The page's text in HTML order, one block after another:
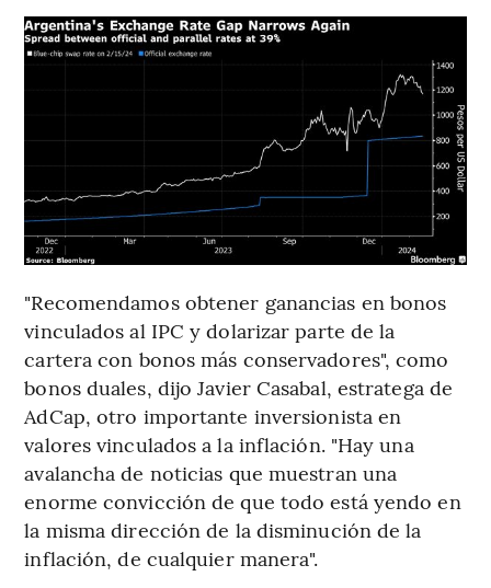
"Recomendamos obtener ganancias en bonos
vinculados al IPC y dolarizar parte de la
cartera con bonos más conservadores", como
bonos duales, dijo Javier Casabal, estratega de
AdCap, otro importante inversionista en
valores vinculados a la inflación. "Hay una
avalancha de noticias que muestran una
enorme convicción de que todo está yendo en
la misma dirección de la disminución de la
inflación, de cualquier manera".